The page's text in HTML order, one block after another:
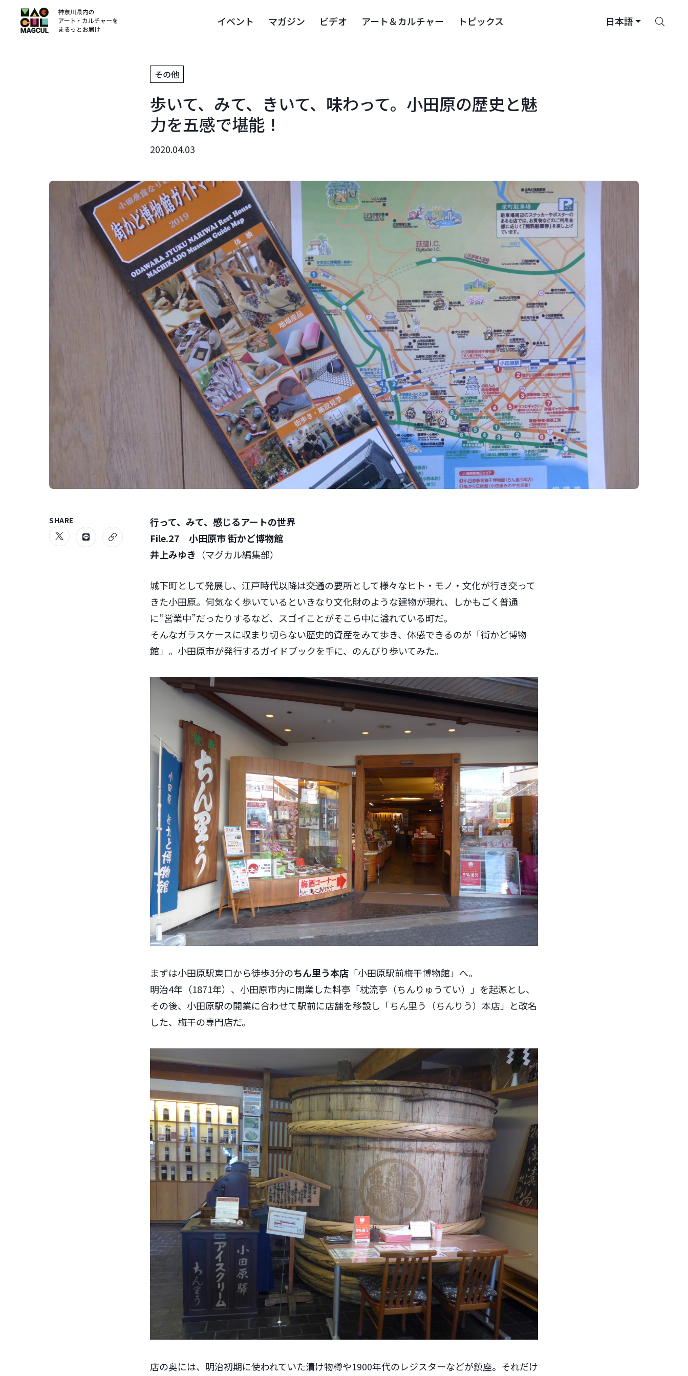
イベント マガジン ビデオ アート＆カルチャー トピックス 日本語
が
ン
テ
ン
その他
歩いて、みて、きいて、味わって。小田原の歴史と魅
力を五感で堪能！
2020.04.03
行って、みて、感じるアートの世界
File.27 小田原市 街かど博物館
井上みゆき （マグカル編集部）
城下町として発展し、江戸時代以降は交通の要所として様々なヒト・モノ・文化が行き交って
きた小田原。何気なく歩いているといきなり文化財のような建物が現れ、しかもごく普通
に“営業中”だったりするなど、スゴイことがそこら中に溢れている町だ。
そんなガラスケースに収まり切らない歴史的資産をみて歩き、体感できるのが「街かど博物
館」。小田原市が発行するガイドブックを手に、のんびり歩いてみた。
まずは小田原駅東口から徒歩3分のちん里う本店「小田原駅前梅干博物館」へ。
明治4年（1871年）、小田原市内に開業した料亭「枕流亭（ちんりゅうてい）」を起源とし、
その後、小田原駅の開業に合わせて駅前に店舗を移設し「ちん里う（ちんりう）本店」と改名
した、梅干の専門店だ。
店の奥には、明治初期に使われていた漬け物樽や1900年代のレジスターなどが鎮座。それだけ
SHARE